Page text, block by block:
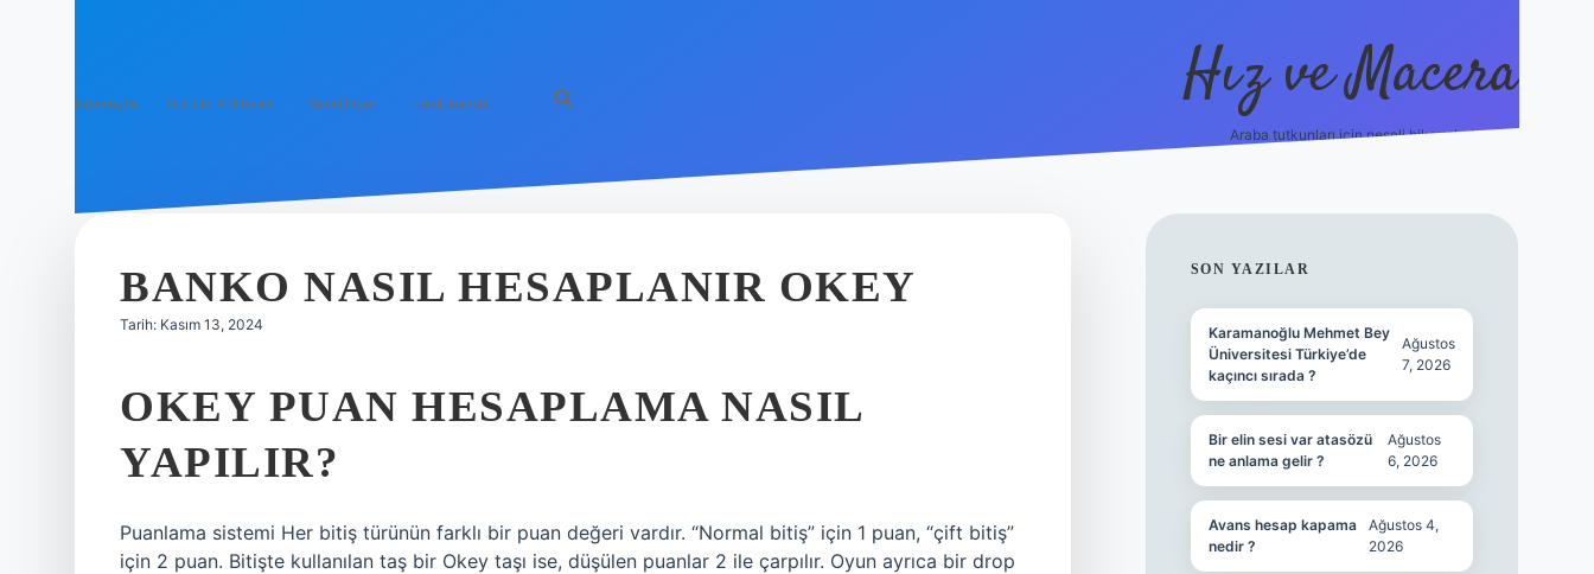
Anasayfa Gizlilik Politikası Yasal Uyarı Hakkımızda Hız ve Macera
Araba tutkunları için neşeli hikayeler!
BANKO NASIL HESAPLANIR OKEY
Tarih: Kasım 13, 2024
OKEY PUAN HESAPLAMA NASIL
YAPILIR?
Puanlama sistemi Her bitiş türünün farklı bir puan değeri vardır. “Normal bitiş” için 1 puan, “çift bitiş”
için 2 puan. Bitişte kullanılan taş bir Okey taşı ise, düşülen puanlar 2 ile çarpılır. Oyun ayrıca bir drop
SIDEBAR
SON YAZILAR
Karamanoğlu Mehmet Bey
Üniversitesi Türkiye’de
kaçıncı sırada ?
Ağustos
7, 2026
Bir elin sesi var atasözü
ne anlama gelir ?
Ağustos
6, 2026
Avans hesap kapama
nedir ?
Ağustos 4,
2026
hiltonbet